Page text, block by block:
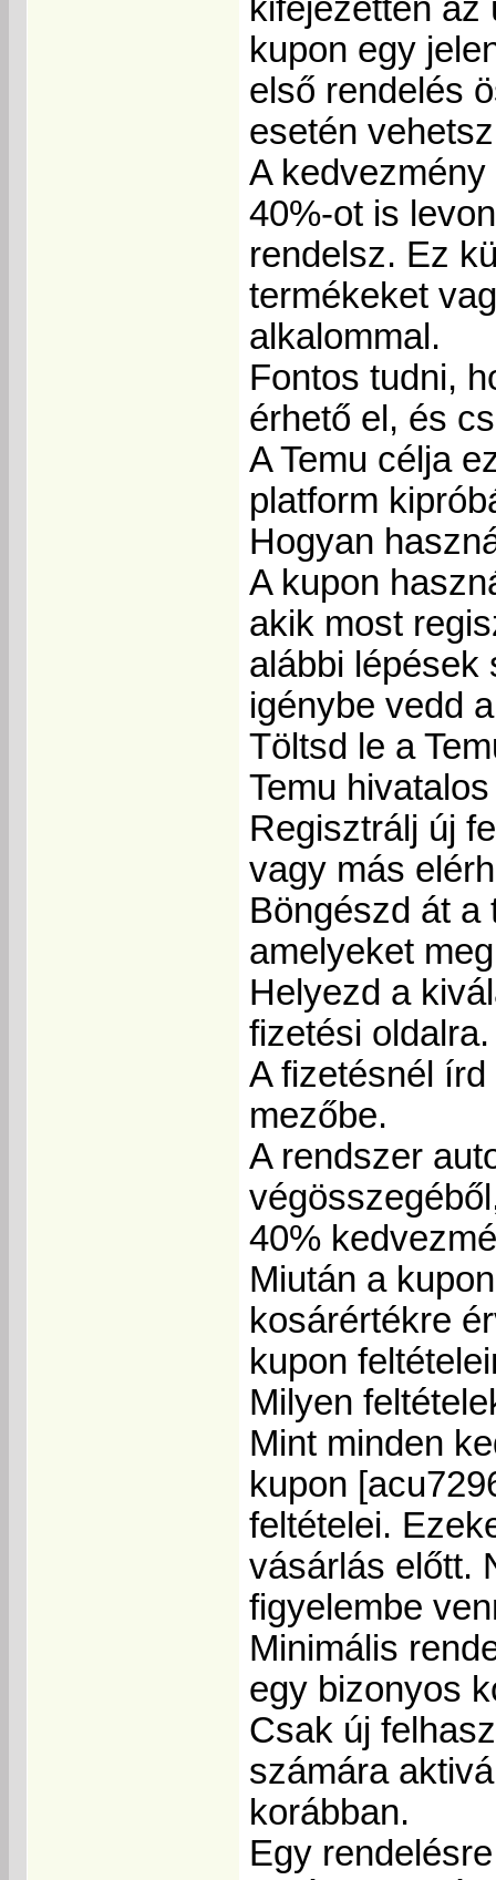
kifejezetten
kupon egy
első rendelés
esetén
A
40%-ot is
rendelsz. Ez
termékeket
alkalommal.
Fontos tudni,
érhető el, és
A Temu célja
platform
Hogyan
A kupon
akik most
alábbi lépések
igénybe vedd
Töltsd le a
Temu
Regisztrálj új
vagy más
Böngészd át a
amelyeket
Helyezd a
fizetési oldalra.
A fizetésnél
mezőbe.
A rendszer
40%
Miután a
kosárértékre
kupon
Milyen
Mint minden
kupon
feltételei.
vásárlás előtt.
figyelembe
Minimális
egy bizonyos
Csak új
számára
korábban.
Egy